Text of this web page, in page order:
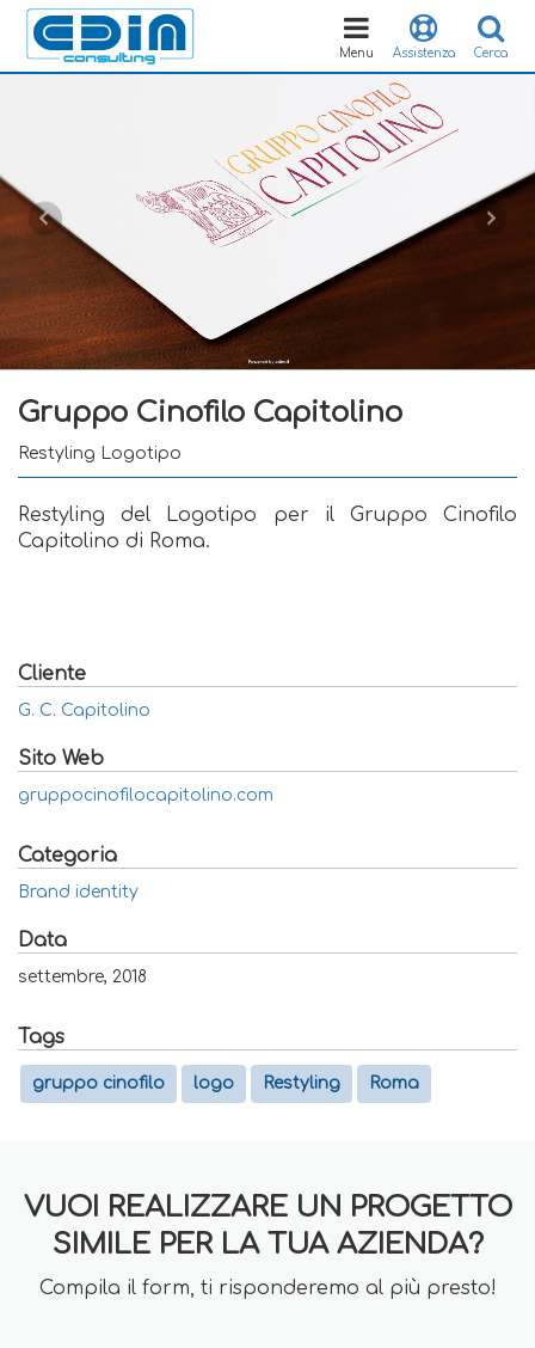
Cerca
Assistenza
Toggle
navigation
Menu
Gruppo Cinofilo Capitolino
Restyling Logotipo
Restyling del Logotipo per il Gruppo Cinofilo
Capitolino di Roma.
Cliente
G. C. Capitolino
Sito Web
gruppocinofilocapitolino.com
Categoria
Brand identity
Data
settembre, 2018
Tags
gruppo cinofilo logo Restyling Roma
VUOI REALIZZARE UN PROGETTO
SIMILE PER LA TUA AZIENDA?
Compila il form, ti risponderemo al più presto!